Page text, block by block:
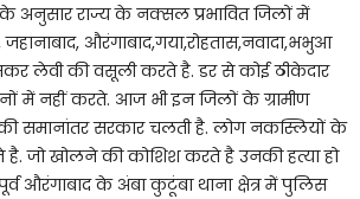
के अनुसार राज्य के नक्सल प्रभावित जिलों में
औरंगाबाद,गया,रोहतास,नवादा,भभुआ
लेवी की वसूली करते है. डर से कोई ठीकेदार
में नहीं करते. आज भी इन जिलों के ग्रामीण
समानांतर सरकार चलती है. लोग नकस्लियों के
है. जो खोलने की कोशिश करते है उनकी हत्या हो
औरंगाबाद के अंबा कुटूंबा थाना क्षेत्र में पुलिस